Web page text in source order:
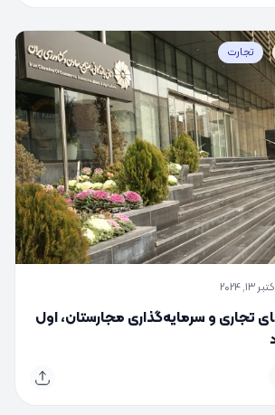
تجارت
13, 2024
و سرمایه‌گذاری مجارستان، اول